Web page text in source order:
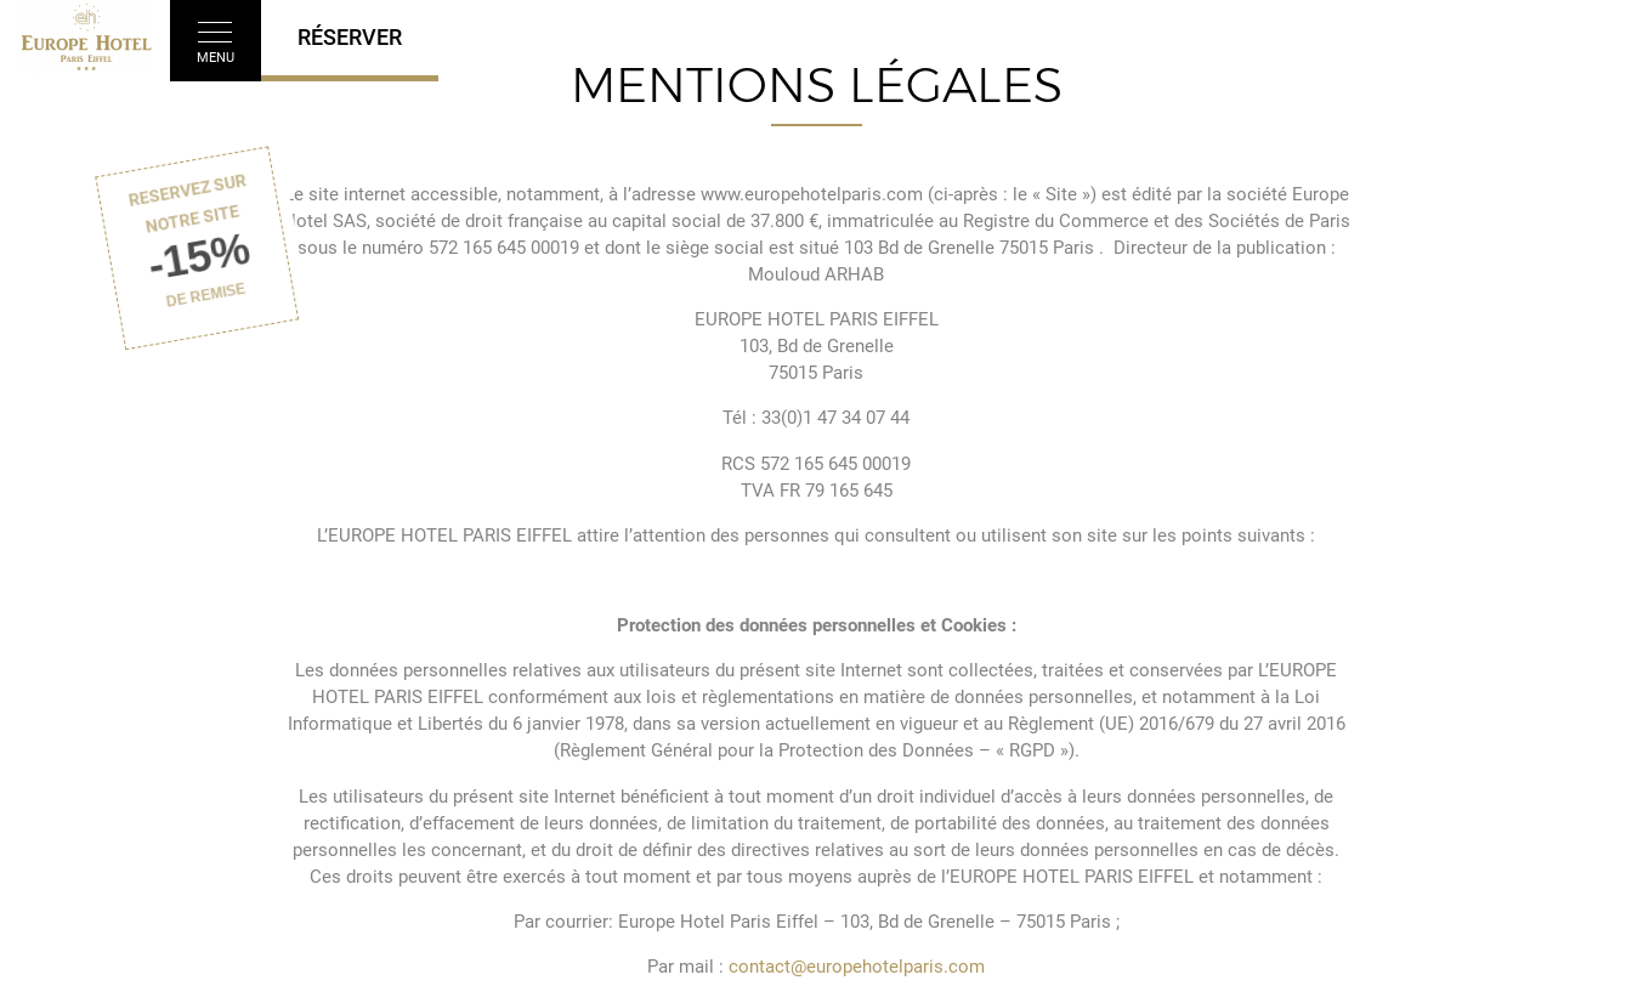
MENU
RÉSERVER
RESERVEZ SUR
NOTRE SITE
-15%
DE REMISE
MENTIONS LÉGALES
Le site internet accessible, notamment, à l’adresse www.europehotelparis.com (ci-après : le « Site ») est édité par la société Europe
Hotel SAS, société de droit française au capital social de 37.800 €, immatriculée au Registre du Commerce et des Sociétés de Paris
sous le numéro 572 165 645 00019 et dont le siège social est situé 103 Bd de Grenelle 75015 Paris . Directeur de la publication :
Mouloud ARHAB
EUROPE HOTEL PARIS EIFFEL
103, Bd de Grenelle
75015 Paris
Tél : 33(0)1 47 34 07 44
RCS 572 165 645 00019
TVA FR 79 165 645
L’EUROPE HOTEL PARIS EIFFEL attire l’attention des personnes qui consultent ou utilisent son site sur les points suivants :
Protection des données personnelles et Cookies :
Les données personnelles relatives aux utilisateurs du présent site Internet sont collectées, traitées et conservées par L’EUROPE
HOTEL PARIS EIFFEL conformément aux lois et règlementations en matière de données personnelles, et notamment à la Loi
Informatique et Libertés du 6 janvier 1978, dans sa version actuellement en vigueur et au Règlement (UE) 2016/679 du 27 avril 2016
(Règlement Général pour la Protection des Données – « RGPD »).
Les utilisateurs du présent site Internet bénéficient à tout moment d’un droit individuel d’accès à leurs données personnelles, de
rectification, d’effacement de leurs données, de limitation du traitement, de portabilité des données, au traitement des données
personnelles les concernant, et du droit de définir des directives relatives au sort de leurs données personnelles en cas de décès.
Ces droits peuvent être exercés à tout moment et par tous moyens auprès de l’EUROPE HOTEL PARIS EIFFEL et notamment :
Par courrier: Europe Hotel Paris Eiffel – 103, Bd de Grenelle – 75015 Paris ;
Par mail : contact@europehotelparis.com